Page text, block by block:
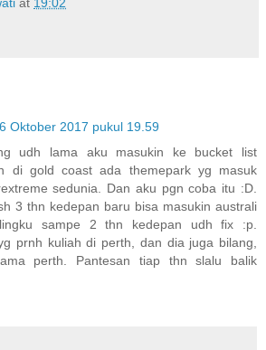
Oktober 2017 pukul 19.59
udh lama aku masukin ke bucket list
di gold coast ada themepark yg masuk
sedunia. Dan aku pgn coba itu :D.
3 thn kedepan baru bisa masukin australi
sampe 2 thn kedepan udh fix :p.
prnh kuliah di perth, dan dia juga bilang,
perth. Pantesan tiap thn slalu balik